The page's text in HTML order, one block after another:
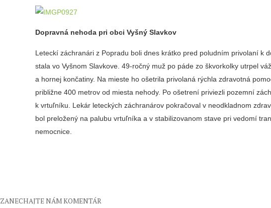
Dopravná nehoda pri obci Vyšný Slavkov
Leteckí záchranári z Popradu boli dnes krátko pred poludním privolaní k
stala vo Vyšnom Slavkove. 49-ročný muž po páde zo škvorkolky utrpel
a hornej končatiny. Na mieste ho ošetrila privolaná rýchla zdravotná
približne 400 metrov od miesta nehody. Po ošetrení priviezli pozemní
k vrtuľníku. Lekár leteckých záchranárov pokračoval v neodkladnom
bol preložený na palubu vrtuľníka a v stabilizovanom stave pri vedomí
nemocnice.
ZANECHAJTE NÁM KOMENTÁR